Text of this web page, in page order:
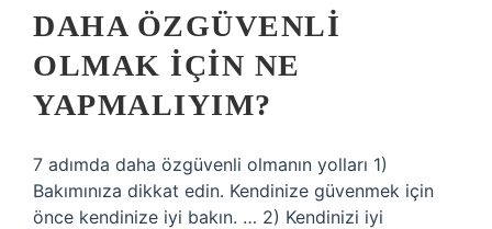
DAHA ÖZGÜVENLI
OLMAK IÇIN NE
YAPMALIYIM?
7 adımda daha özgüvenli olmanın yolları 1)
Bakımınıza dikkat edin. Kendinize güvenmek için
önce kendinize iyi bakın. … 2) Kendinizi iyi